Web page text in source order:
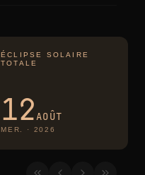
ÉCLIPSE SOLAIRE
TOTALE
12AOÛT
MER. · 2026